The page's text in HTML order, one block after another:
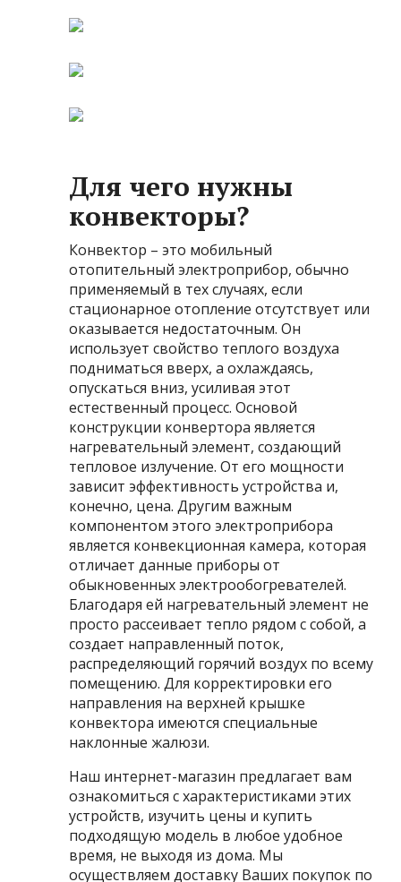
Для чего нужны
конвекторы?
Конвектор – это мобильный
отопительный электроприбор, обычно
применяемый в тех случаях, если
стационарное отопление отсутствует или
оказывается недостаточным. Он
использует свойство теплого воздуха
подниматься вверх, а охлаждаясь,
опускаться вниз, усиливая этот
естественный процесс. Основой
конструкции конвертора является
нагревательный элемент, создающий
тепловое излучение. От его мощности
зависит эффективность устройства и,
конечно, цена. Другим важным
компонентом этого электроприбора
является конвекционная камера, которая
отличает данные приборы от
обыкновенных электрообогревателей.
Благодаря ей нагревательный элемент не
просто рассеивает тепло рядом с собой, а
создает направленный поток,
распределяющий горячий воздух по всему
помещению. Для корректировки его
направления на верхней крышке
конвектора имеются специальные
наклонные жалюзи.
Наш интернет-магазин предлагает вам
ознакомиться с характеристиками этих
устройств, изучить цены и купить
подходящую модель в любое удобное
время, не выходя из дома. Мы
осуществляем доставку Ваших покупок по